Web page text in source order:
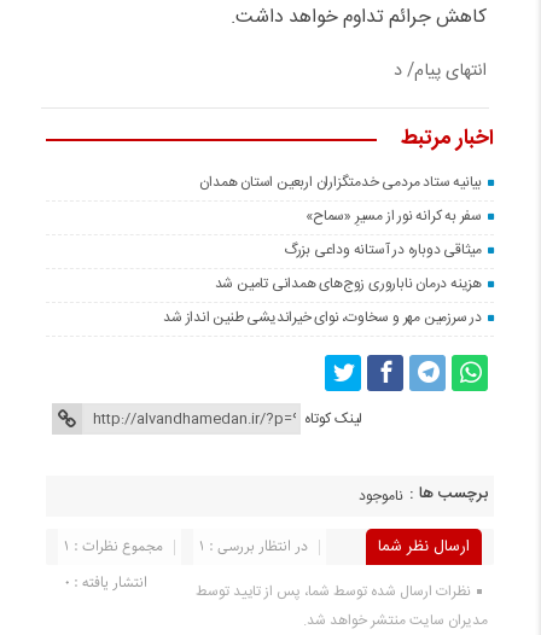
کاهش جرائم تداوم خواهد داشت‌.
انتهای پیام/ د
اخبار مرتبط
بیانیه ستاد مردمی خدمتگزاران اربعین استان همدان
سفر به کرانه‌ نور از مسیرِ «سماح»
میثاقی دوباره در آستانه‌ وداعی بزرگ
هزینه درمان ناباروری زوج‌های همدانی تامین شد
در سرزمین مهر و سخاوت، نوای خیراندیشی طنین انداز شد
لینک کوتاه
برچسب ها : ناموجود
ارسال نظر شما مجموع نظرات : 1
در انتظار بررسی : 1
انتشار یافته : 0
نظرات ارسال شده توسط شما، پس از تایید توسط
مدیران سایت منتشر خواهد شد.